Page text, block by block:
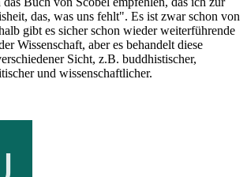
das, was uns fehlt". Es ist zwar schon von
gibt es sicher schon wieder weiterführende
Wissenschaft, aber es behandelt diese
Sicht, z.B. buddhistischer,
und wissenschaftlicher.